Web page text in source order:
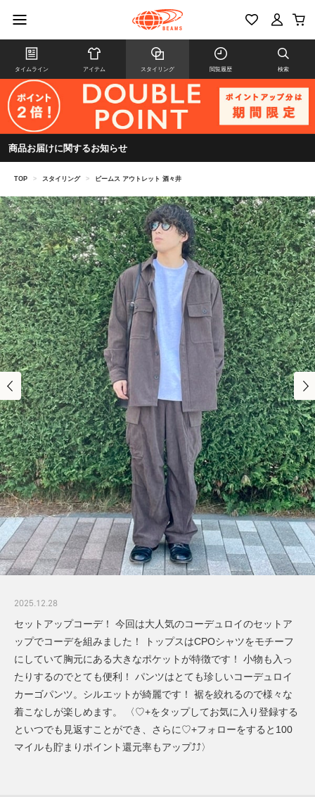
タイムライン アイテム スタイリング 閲覧履歴 検索
商品お届けに関するお知らせ
TOP > スタイリング > ビームス アウトレット 酒々井
2025.12.28
セットアップコーデ！ 今回は大人気のコーデュロイのセットア
ップでコーデを組みました！ トップスはCPOシャツをモチーフ
にしていて胸元にある大きなポケットが特徴です！ 小物も入っ
たりするのでとても便利！ パンツはとても珍しいコーデュロイ
カーゴパンツ。シルエットが綺麗です！ 裾を絞れるので様々な
着こなしが楽しめます。 〈♡+をタップしてお気に入り登録する
といつでも見返すことができ、さらに♡+フォローをすると100
マイルも貯まりポイント還元率もアップ⤴︎⤴︎〉